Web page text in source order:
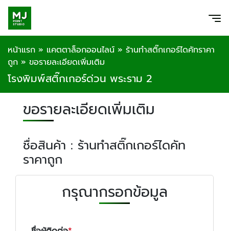
หน้าแรก » แคตตาล็อกออนไลน์ » ร้านทำสติ๊กเกอร์ไดคัทราคา
ถูก » ขอรายละเอียดเพิ่มเติม
โรงพิมพ์สติ๊กเกอร์ด่วน พระราม 2
ขอรายละเอียดเพิ่มเติม
ชื่อสินค้า : ร้านทำสติ๊กเกอร์ไดคัท
ราคาถูก
กรุณากรอกข้อมูล